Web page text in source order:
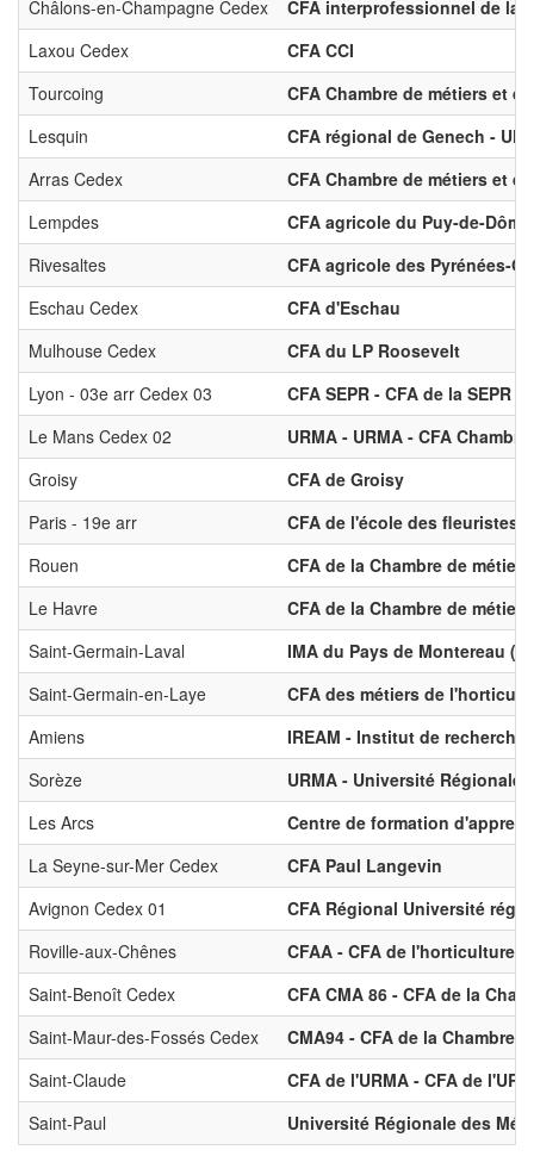
Châlons-en-Champagne Cedex
CFA interprofessionnel de la
Laxou Cedex
CFA CCI
Tourcoing
CFA Chambre de métiers et
Lesquin
CFA régional de Genech -
Arras Cedex
CFA Chambre de métiers et
Lempdes
CFA agricole du Puy-de-Dôme
Rivesaltes
CFA agricole des Pyrénées-
Eschau Cedex
CFA d'Eschau
Mulhouse Cedex
CFA du LP Roosevelt
Lyon - 03e arr Cedex 03
CFA SEPR - CFA de la SEPR
Le Mans Cedex 02
URMA - URMA - CFA
Groisy
CFA de Groisy
Paris - 19e arr
CFA de l'école des fleuristes
Rouen
CFA de la Chambre de
Le Havre
CFA de la Chambre de
Saint-Germain-Laval
IMA du Pays de Montereau
Saint-Germain-en-Laye
CFA des métiers de
Amiens
IREAM - Institut de
Sorèze
URMA - Université Régionale
Les Arcs
Centre de formation
La Seyne-sur-Mer Cedex
CFA Paul Langevin
Avignon Cedex 01
CFA Régional Université
Roville-aux-Chênes
CFAA - CFA de l'horticulture
Saint-Benoît Cedex
CFA CMA 86 - CFA de la
Saint-Maur-des-Fossés Cedex
CMA94 - CFA de la Chambre
Saint-Claude
CFA de l'URMA - CFA de
Saint-Paul
Université Régionale des